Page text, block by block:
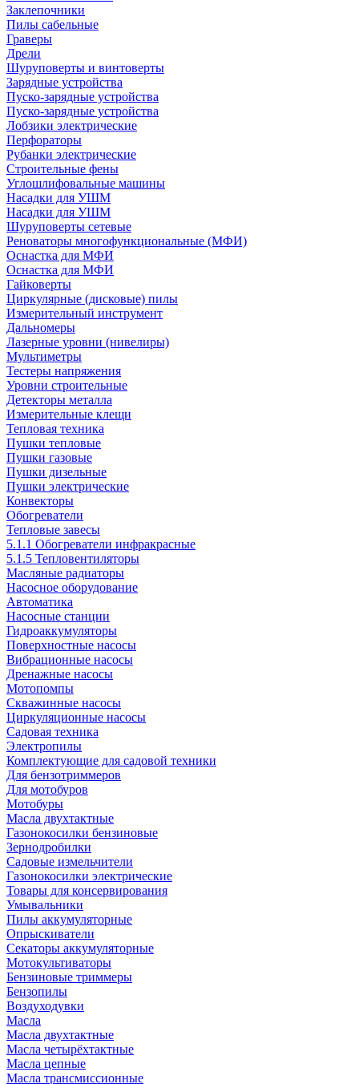
Заклепочники
Пилы сабельные
Граверы
Дрели
Шуруповерты и винтоверты
Зарядные устройства
Пуско-зарядные устройства
Пуско-зарядные устройства
Лобзики электрические
Перфораторы
Рубанки электрические
Строительные фены
Углошлифовальные машины
Насадки для УШМ
Насадки для УШМ
Шуруповерты сетевые
Реноваторы многофункциональные (МФИ)
Оснастка для МФИ
Оснастка для МФИ
Гайковерты
Циркулярные (дисковые) пилы
Измерительный инструмент
Дальномеры
Лазерные уровни (нивелиры)
Мультиметры
Тестеры напряжения
Уровни строительные
Детекторы металла
Измерительные клещи
Тепловая техника
Пушки тепловые
Пушки газовые
Пушки дизельные
Пушки электрические
Конвекторы
Обогреватели
Тепловые завесы
5.1.1 Обогреватели инфракрасные
5.1.5 Тепловентиляторы
Масляные радиаторы
Насосное оборудование
Автоматика
Насосные станции
Гидроаккумуляторы
Поверхностные насосы
Вибрационные насосы
Дренажные насосы
Мотопомпы
Скважинные насосы
Циркуляционные насосы
Садовая техника
Электропилы
Комплектующие для садовой техники
Для бензотриммеров
Для мотобуров
Мотобуры
Масла двухтактные
Газонокосилки бензиновые
Зернодробилки
Садовые измельчители
Газонокосилки электрические
Товары для консервирования
Умывальники
Пилы аккумуляторные
Опрыскиватели
Секаторы аккумуляторные
Мотокультиваторы
Бензиновые триммеры
Бензопилы
Воздуходувки
Масла
Масла двухтактные
Масла четырёхтактные
Масла цепные
Масла трансмиссионные